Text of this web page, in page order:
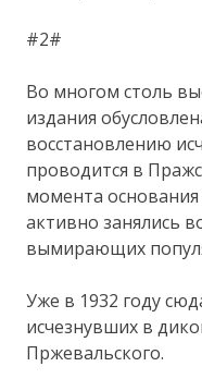
#2#
Во многом столь
издания
восстановлению
проводится в
момента
активно занялись
вымирающих
Уже в 1932 году
исчезнувших в
Пржевальского.